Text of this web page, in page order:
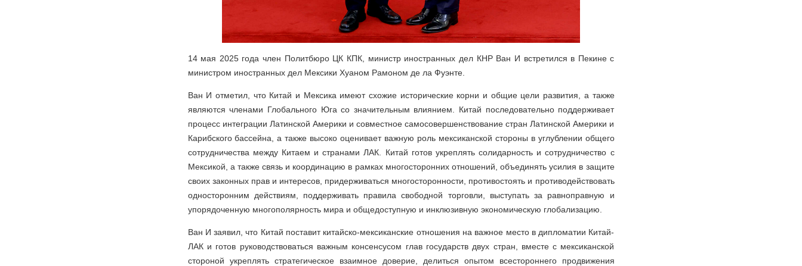
14 мая 2025 года член Политбюро ЦК КПК, министр иностранных дел КНР Ван И встретился в Пекине с
министром иностранных дел Мексики Хуаном Рамоном де ла Фуэнте.
Ван И отметил, что Китай и Мексика имеют схожие исторические корни и общие цели развития, а также
являются членами Глобального Юга со значительным влиянием. Китай последовательно поддерживает
процесс интеграции Латинской Америки и совместное самосовершенствование стран Латинской Америки и
Карибского бассейна, а также высоко оценивает важную роль мексиканской стороны в углублении общего
сотрудничества между Китаем и странами ЛАК. Китай готов укреплять солидарность и сотрудничество с
Мексикой, а также связь и координацию в рамках многосторонних отношений, объединять усилия в защите
своих законных прав и интересов, придерживаться многосторонности, противостоять и противодействовать
односторонним действиям, поддерживать правила свободной торговли, выступать за равноправную и
упорядоченную многополярность мира и общедоступную и инклюзивную экономическую глобализацию.
Ван И заявил, что Китай поставит китайско-мексиканские отношения на важное место в дипломатии Китай-
ЛАК и готов руководствоваться важным консенсусом глав государств двух стран, вместе с мексиканской
стороной укреплять стратегическое взаимное доверие, делиться опытом всестороннего продвижения